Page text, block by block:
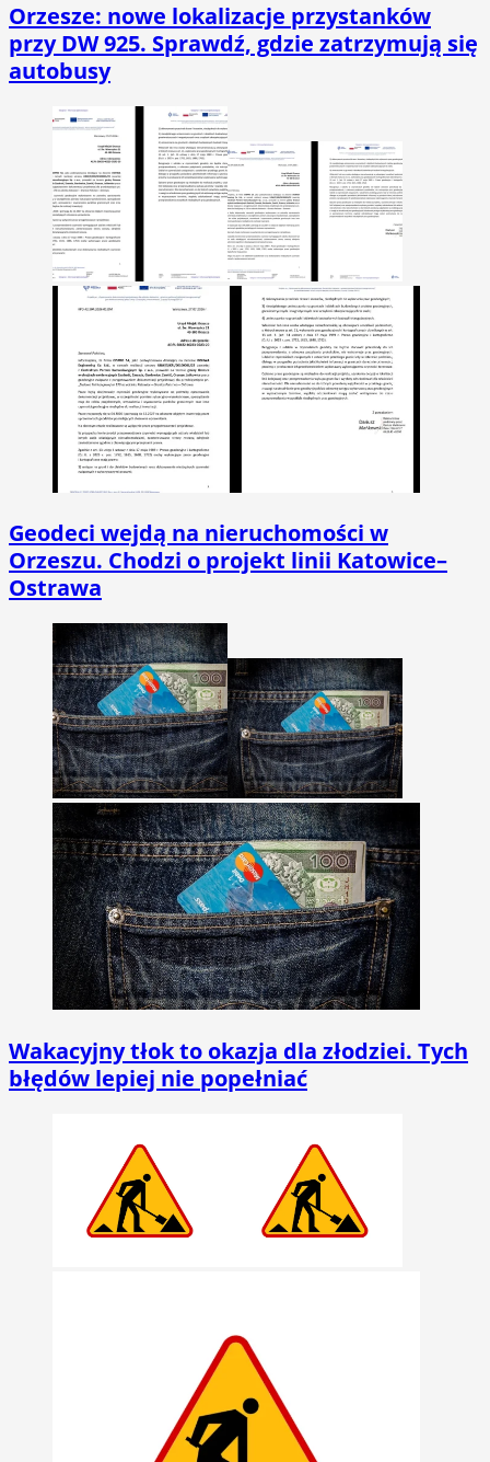
Orzesze: nowe lokalizacje przystanków
przy DW 925. Sprawdź, gdzie zatrzymują się
autobusy
Geodeci wejdą na nieruchomości w
Orzeszu. Chodzi o projekt linii Katowice–
Ostrawa
Wakacyjny tłok to okazja dla złodziei. Tych
błędów lepiej nie popełniać